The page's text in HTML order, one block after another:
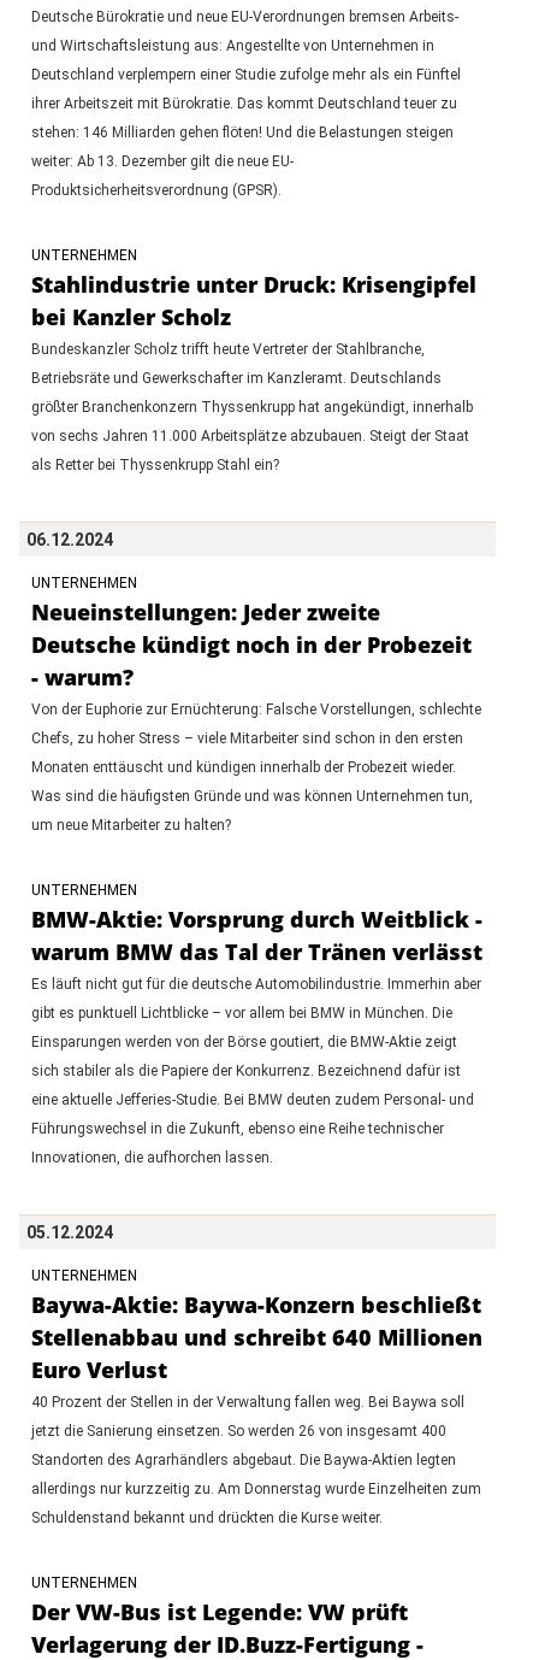
Deutsche Bürokratie und neue EU-Verordnungen bremsen Arbeits-
und Wirtschaftsleistung aus: Angestellte von Unternehmen in
Deutschland verplempern einer Studie zufolge mehr als ein Fünftel
ihrer Arbeitszeit mit Bürokratie. Das kommt Deutschland teuer zu
stehen: 146 Milliarden gehen flöten! Und die Belastungen steigen
weiter: Ab 13. Dezember gilt die neue EU-
Produktsicherheitsverordnung (GPSR).
UNTERNEHMEN
Stahlindustrie unter Druck: Krisengipfel
bei Kanzler Scholz
Bundeskanzler Scholz trifft heute Vertreter der Stahlbranche,
Betriebsräte und Gewerkschafter im Kanzleramt. Deutschlands
größter Branchenkonzern Thyssenkrupp hat angekündigt, innerhalb
von sechs Jahren 11.000 Arbeitsplätze abzubauen. Steigt der Staat
als Retter bei Thyssenkrupp Stahl ein?
06.12.2024
UNTERNEHMEN
Neueinstellungen: Jeder zweite
Deutsche kündigt noch in der Probezeit
- warum?
Von der Euphorie zur Ernüchterung: Falsche Vorstellungen, schlechte
Chefs, zu hoher Stress – viele Mitarbeiter sind schon in den ersten
Monaten enttäuscht und kündigen innerhalb der Probezeit wieder.
Was sind die häufigsten Gründe und was können Unternehmen tun,
um neue Mitarbeiter zu halten?
UNTERNEHMEN
BMW-Aktie: Vorsprung durch Weitblick -
warum BMW das Tal der Tränen verlässt
Es läuft nicht gut für die deutsche Automobilindustrie. Immerhin aber
gibt es punktuell Lichtblicke – vor allem bei BMW in München. Die
Einsparungen werden von der Börse goutiert, die BMW-Aktie zeigt
sich stabiler als die Papiere der Konkurrenz. Bezeichnend dafür ist
eine aktuelle Jefferies-Studie. Bei BMW deuten zudem Personal- und
Führungswechsel in die Zukunft, ebenso eine Reihe technischer
Innovationen, die aufhorchen lassen.
05.12.2024
UNTERNEHMEN
Baywa-Aktie: Baywa-Konzern beschließt
Stellenabbau und schreibt 640 Millionen
Euro Verlust
40 Prozent der Stellen in der Verwaltung fallen weg. Bei Baywa soll
jetzt die Sanierung einsetzen. So werden 26 von insgesamt 400
Standorten des Agrarhändlers abgebaut. Die Baywa-Aktien legten
allerdings nur kurzzeitig zu. Am Donnerstag wurde Einzelheiten zum
Schuldenstand bekannt und drückten die Kurse weiter.
UNTERNEHMEN
Der VW-Bus ist Legende: VW prüft
Verlagerung der ID.Buzz-Fertigung -